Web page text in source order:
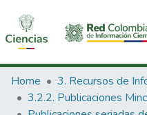
Communities & Collections
All of DSpace
Home